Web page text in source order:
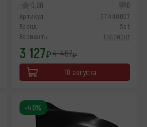
0,00 0
Артикул:
ST440007
Бренд:
Sat
Варианты:
1 вариант
3 127₽4 467₽
10 августа
-40%